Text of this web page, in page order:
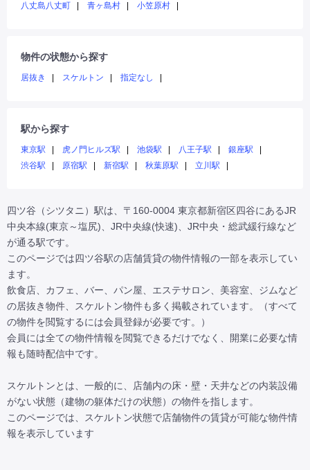
八丈島八丈町
青ヶ島村 小笠原村
物件の状態から探す
居抜き スケルトン 指定なし
駅から探す
東京駅 虎ノ門ヒルズ駅 池袋駅 八王子駅
銀座駅
渋谷駅
原宿駅 新宿駅 秋葉原駅 立川駅
四ツ谷（シツタニ）駅は、〒160-0004 東京都新宿区四谷にあるJR
中央本線(東京～塩尻)、JR中央線(快速)、JR中央・総武緩行線など
が通る駅です。
このページでは四ツ谷駅の店舗賃貸の物件情報の一部を表示してい
ます。
飲食店、カフェ、バー、パン屋、エステサロン、美容室、ジムなど
の居抜き物件、スケルトン物件も多く掲載されています。（すべて
の物件を閲覧するには会員登録が必要です。）
会員には全ての物件情報を閲覧できるだけでなく、開業に必要な情
報も随時配信中です。
スケルトンとは、一般的に、店舗内の床・壁・天井などの内装設備
がない状態（建物の躯体だけの状態）の物件を指します。
このページでは、スケルトン状態で店舗物件の賃貸が可能な物件情
報を表示しています